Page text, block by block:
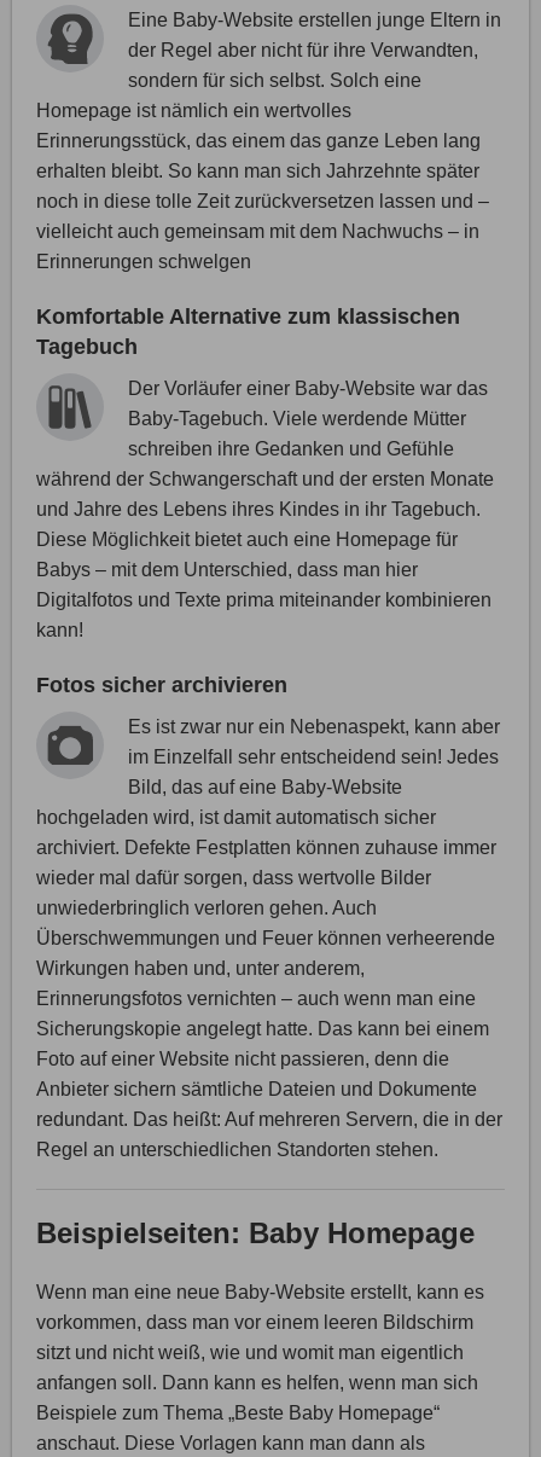
Eine Baby-Website erstellen junge Eltern in
der Regel aber nicht für ihre Verwandten,
sondern für sich selbst. Solch eine
Homepage ist nämlich ein wertvolles
Erinnerungsstück, das einem das ganze Leben lang
erhalten bleibt. So kann man sich Jahrzehnte später
noch in diese tolle Zeit zurückversetzen lassen und –
vielleicht auch gemeinsam mit dem Nachwuchs – in
Erinnerungen schwelgen
Komfortable Alternative zum klassischen
Tagebuch
Der Vorläufer einer Baby-Website war das
Baby-Tagebuch. Viele werdende Mütter
schreiben ihre Gedanken und Gefühle
während der Schwangerschaft und der ersten Monate
und Jahre des Lebens ihres Kindes in ihr Tagebuch.
Diese Möglichkeit bietet auch eine Homepage für
Babys – mit dem Unterschied, dass man hier
Digitalfotos und Texte prima miteinander kombinieren
kann!
Fotos sicher archivieren
Es ist zwar nur ein Nebenaspekt, kann aber
im Einzelfall sehr entscheidend sein! Jedes
Bild, das auf eine Baby-Website
hochgeladen wird, ist damit automatisch sicher
archiviert. Defekte Festplatten können zuhause immer
wieder mal dafür sorgen, dass wertvolle Bilder
unwiederbringlich verloren gehen. Auch
Überschwemmungen und Feuer können verheerende
Wirkungen haben und, unter anderem,
Erinnerungsfotos vernichten – auch wenn man eine
Sicherungskopie angelegt hatte. Das kann bei einem
Foto auf einer Website nicht passieren, denn die
Anbieter sichern sämtliche Dateien und Dokumente
redundant. Das heißt: Auf mehreren Servern, die in der
Regel an unterschiedlichen Standorten stehen.
Beispielseiten: Baby Homepage
Wenn man eine neue Baby-Website erstellt, kann es
vorkommen, dass man vor einem leeren Bildschirm
sitzt und nicht weiß, wie und womit man eigentlich
anfangen soll. Dann kann es helfen, wenn man sich
Beispiele zum Thema „Beste Baby Homepage“
anschaut. Diese Vorlagen kann man dann als